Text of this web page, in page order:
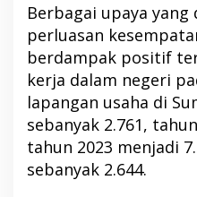
Berbagai upaya yang
perluasan
berdampak positif
kerja dalam negeri
lapangan usaha di
sebanyak 2.761,
tahun 2023 menjadi
sebanyak 2.644.